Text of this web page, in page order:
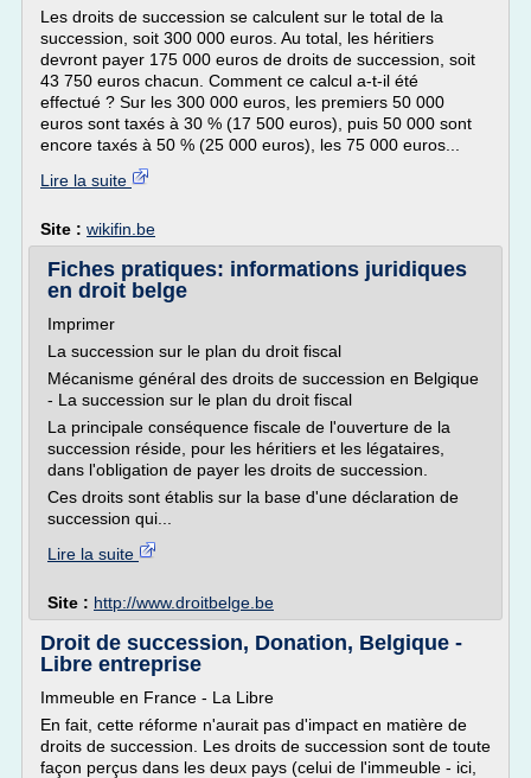
Les droits de succession se calculent sur le total de la
succession, soit 300 000 euros. Au total, les héritiers
devront payer 175 000 euros de droits de succession, soit
43 750 euros chacun. Comment ce calcul a-t-il été
effectué ? Sur les 300 000 euros, les premiers 50 000
euros sont taxés à 30 % (17 500 euros), puis 50 000 sont
encore taxés à 50 % (25 000 euros), les 75 000 euros...
Lire la suite
Site : wikifin.be
Fiches pratiques: informations juridiques
en droit belge
Imprimer
La succession sur le plan du droit fiscal
Mécanisme général des droits de succession en Belgique
- La succession sur le plan du droit fiscal
La principale conséquence fiscale de l'ouverture de la
succession réside, pour les héritiers et les légataires,
dans l'obligation de payer les droits de succession.
Ces droits sont établis sur la base d'une déclaration de
succession qui...
Lire la suite
Site : http://www.droitbelge.be
Droit de succession, Donation, Belgique -
Libre entreprise
Immeuble en France - La Libre
En fait, cette réforme n'aurait pas d'impact en matière de
droits de succession. Les droits de succession sont de toute
façon perçus dans les deux pays (celui de l'immeuble - ici,